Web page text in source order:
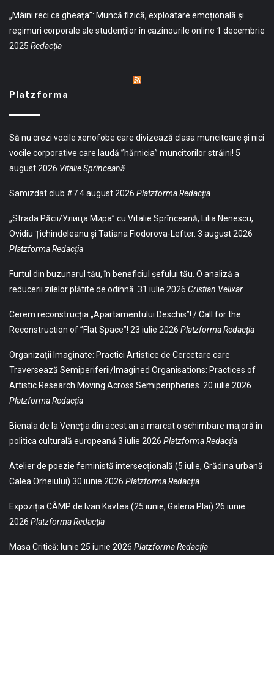
„Mâini reci ca gheața”: Muncă fizică, exploatare emoțională și
regimuri corporale ale studenților în cazinourile online 1 decembrie
2025 Redacția
Platzforma
Să nu crezi vocile xenofobe care divizează clasa muncitoare și nici
vocile corporative care laudă ”hărnicia” muncitorilor străini! 5
august 2026 Vitalie Sprînceană
Samizdat club #74 august 2026 Platzforma Redacția
„Strada Păcii/Улица Мира” cu Vitalie Sprînceană, Lilia Nenescu,
Ovidiu Țichindeleanu și Tatiana Fiodorova-Lefter. 3 august 2026
Platzforma Redacția
Furtul din buzunarul tău, în beneficiul șefului tău. O analiză a
reducerii zilelor plătite de odihnă. 31 iulie 2026 Cristian Velixar
Cerem reconstrucția „Apartamentului Deschis”! / Call for the
Reconstruction of ”Flat Space”! 23 iulie 2026 Platzforma Redacția
Organizații Imaginate: Practici Artistice de Cercetare care
Traversează Semiperiferii/Imagined Organisations: Practices of
Artistic Research Moving Across Semiperipheries 20 iulie 2026
Platzforma Redacția
Bienala de la Veneția din acest an a marcat o schimbare majoră în
politica culturală europeană 3 iulie 2026 Platzforma Redacția
Atelier de poezie feministă intersecțională (5 iulie, Grădina urbană
Calea Orheiului) 30 iunie 2026 Platzforma Redacția
Expoziția CÂMP de Ivan Kavtea (25 iunie, Galeria Plai) 26 iunie
2026 Platzforma Redacția
Masa Critică: Iunie 25 iunie 2026 Platzforma Redacția